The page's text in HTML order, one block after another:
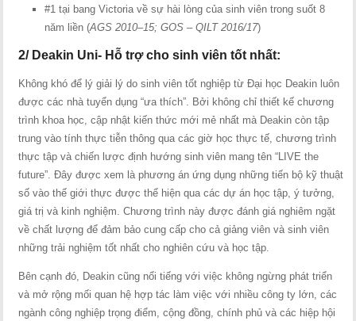
#1 tại bang Victoria về sự hài lòng của sinh viên trong suốt 8
năm liền (AGS 2010–15; GOS – QILT 2016/17)
2/ Deakin Uni- Hỗ trợ cho sinh viên tốt nhất:
Không khó để lý giải lý do sinh viên tốt nghiệp từ Đại học Deakin luôn
được các nhà tuyển dụng “ưa thích”. Bởi không chỉ thiết kế chương
trình khoa học, cập nhật kiến thức mới mẻ nhất mà Deakin còn tập
trung vào tính thực tiễn thông qua các giờ học thực tế, chương trình
thực tập và chiến lược định hướng sinh viên mang tên “LIVE the
future”. Đây được xem là phương án ứng dụng những tiến bộ kỹ thuật
số vào thế giới thực được thể hiện qua các dự án học tập, ý tưởng,
giá trị và kinh nghiệm. Chương trình này được đánh giá nghiêm ngặt
về chất lượng để đảm bảo cung cấp cho cả giảng viên và sinh viên
những trải nghiệm tốt nhất cho nghiên cứu và học tập.
Bên cạnh đó, Deakin cũng nổi tiếng với việc không ngừng phát triển
và mở rộng mối quan hệ hợp tác làm việc với nhiều công ty lớn, các
ngành công nghiệp trọng điểm, cộng đồng, chính phủ và các hiệp hội